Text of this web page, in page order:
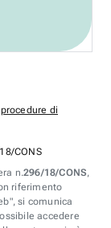
di
CONS
n.296/18/CONS,
riferimento
si comunica
accedere